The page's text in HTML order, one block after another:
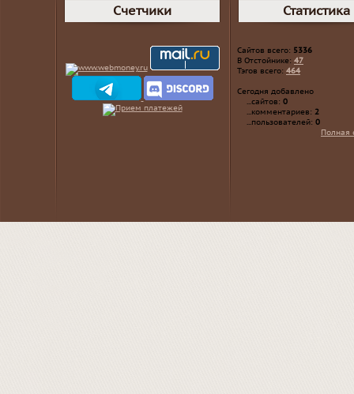
Счетчики Статистика
Сайтов всего: 5336
В Отстойнике: 47
Тэгов всего: 464
Сегодня добавлено
...сайтов: 0
...комментариев: 2
...пользователей: 0
Полная